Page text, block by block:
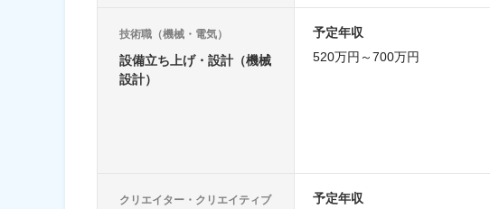
技術職（機械・電気）
設備立ち上げ・設計（機械
設計）
予定年収
520万円～700万円
クリエイター・クリエイティブ
予定年収